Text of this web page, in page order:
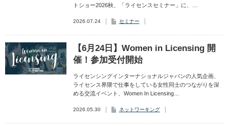
トショー2026秋、「ライセンスセミナー」に、…
2026.07.24 セミナー
【6月24日】Women in Licensing 開
催！参加受付開始
ライセンシングインターナショナルジャパンの人気企画、
ライセンス界隈で仕事をしている女性同士のつながりを深
める交流イベント、Women In Licensing…
2026.05.30 ネットワーキング